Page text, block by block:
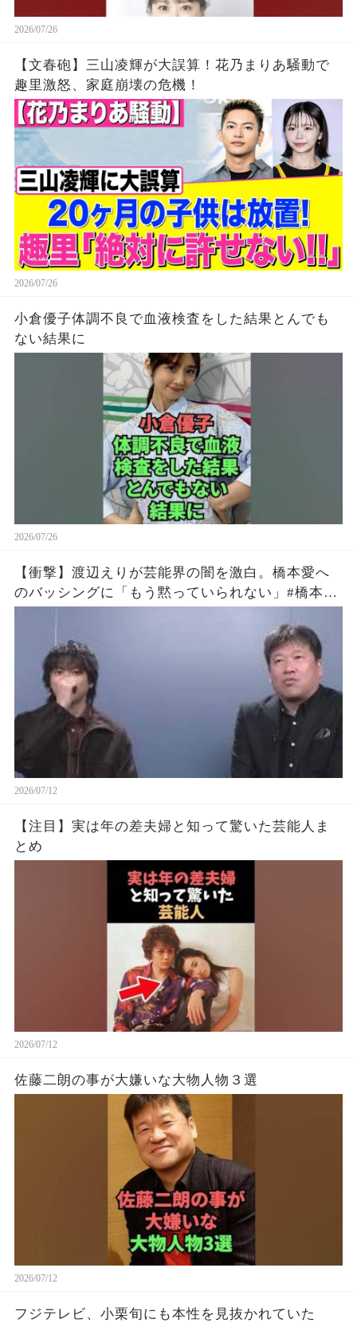
2026/07/26
【文春砲】三山凌輝が大誤算！花乃まりあ騒動で
趣里激怒、家庭崩壊の危機！
2026/07/26
小倉優子体調不良で血液検査をした結果とんでも
ない結果に
2026/07/26
【衝撃】渡辺えりが芸能界の闇を激白。橋本愛へ
のバッシングに「もう黙っていられない」#橋本愛
2026/07/12
【注目】実は年の差夫婦と知って驚いた芸能人ま
とめ
2026/07/12
佐藤二朗の事が大嫌いな大物人物３選
2026/07/12
フジテレビ、小栗旬にも本性を見抜かれていた